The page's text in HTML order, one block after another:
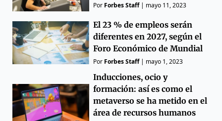
Por Forbes Staff| mayo 11, 2023
El 23 % de empleos serán
diferentes en 2027, según el
Foro Económico de Mundial
Por Forbes Staff| mayo 1, 2023
Inducciones, ocio y
formación: así es como el
metaverso se ha metido en el
área de recursos humanos